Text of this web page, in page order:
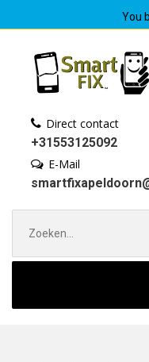
You
Direct contact
+31553125092
E-Mail
naar: